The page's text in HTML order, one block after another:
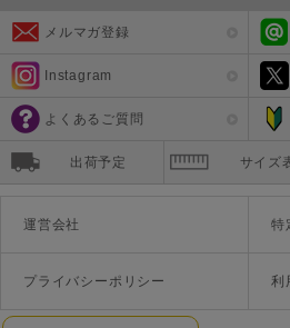
メルマガ登録
Instagram
よくあるご質問
出荷予定 サイズ
運営会社 特
プライバシーポリシー 利